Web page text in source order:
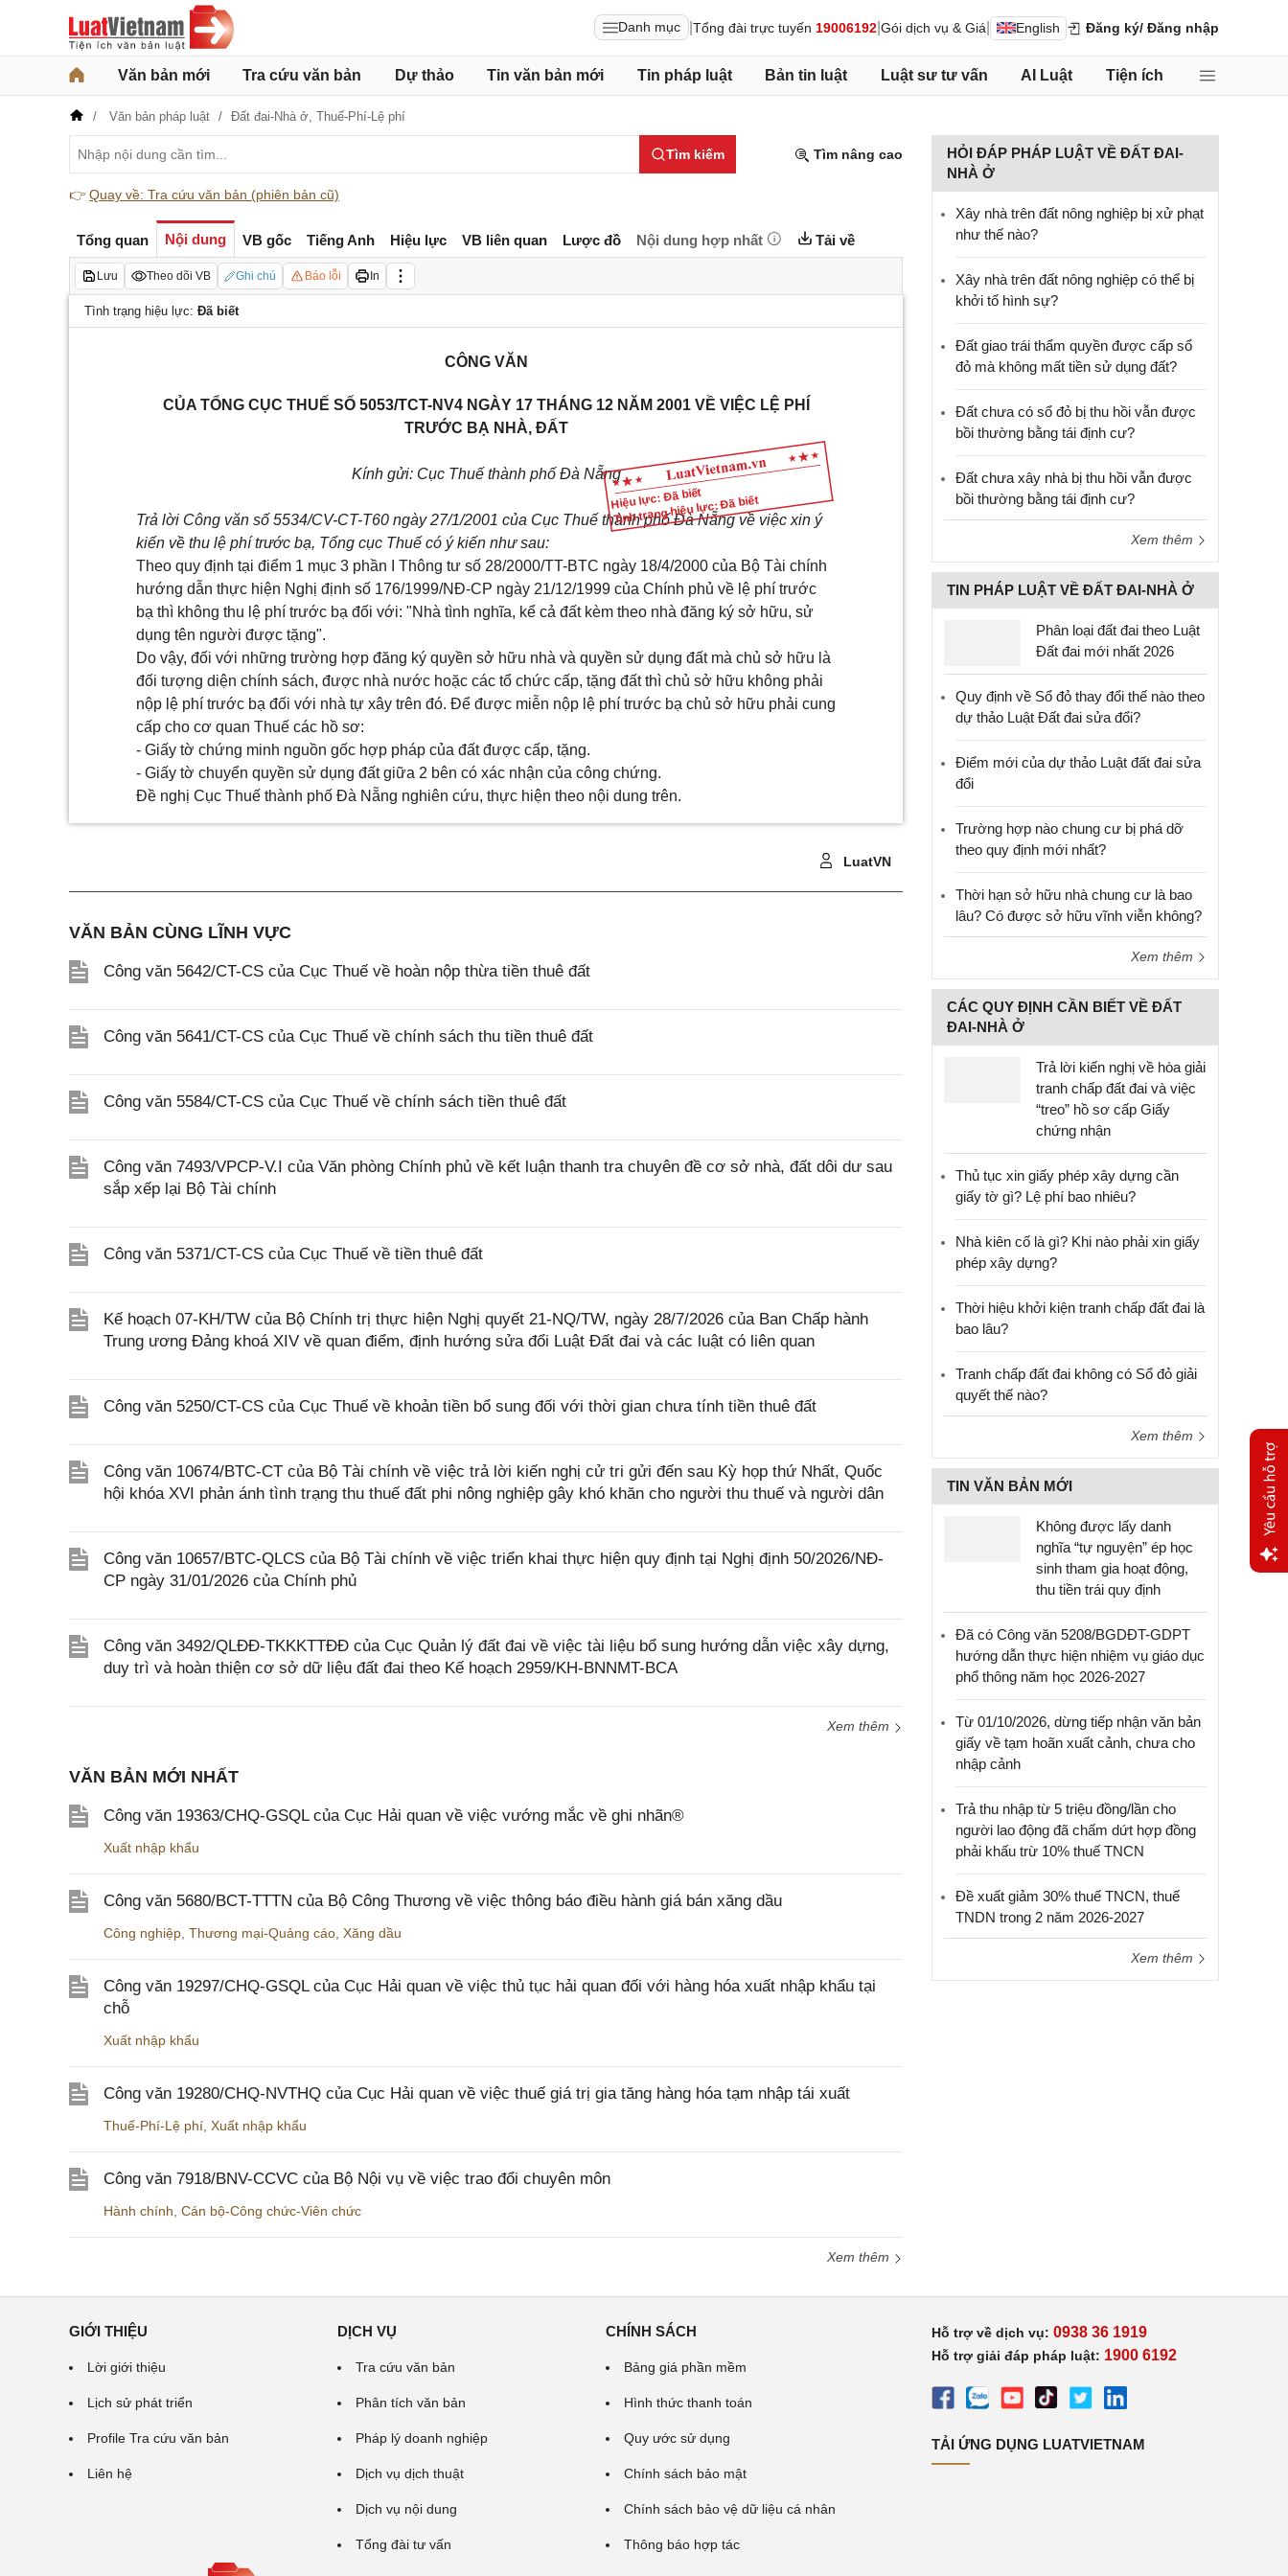
Danh mục Tổng đài trực tuyến 19006192 Gói dịch vụ & Giá English Đăng ký/ Đăng nhập
Văn bản mới Tra cứu văn bản Dự thảo Tin văn bản mới Tin pháp luật Bản tin luật Luật sư tư vấn AI Luật Tiện ích
Văn bản pháp luật Đất đai-Nhà ở, Thuế-Phí-Lệ phí
Tìm kiếm Tìm nâng cao
👉 Quay về: Tra cứu văn bản (phiên bản cũ)
Tổng quan Nội dung VB gốc Tiếng Anh Hiệu lực VB liên quan Lược đồ Nội dung hợp nhất Tải về
Lưu Theo dõi VB Ghi chú Báo lỗi In
Tình trạng hiệu lực: Đã biết
Hiệu lực: Đã biết
Tình trạng hiệu lực: Đã biết
CÔNG VĂN
CỦA TỔNG CỤC THUẾ SỐ 5053/TCT-NV4 NGÀY 17 THÁNG 12 NĂM 2001 VỀ VIỆC LỆ PHÍ
TRƯỚC BẠ NHÀ, ĐẤT
Kính gửi: Cục Thuế thành phố Đà Nẵng
Trả lời Công văn số 5534/CV-CT-T60 ngày 27/1/2001 của Cục Thuế thành phố Đà Nẵng về việc xin ý
kiến về thu lệ phí trước bạ, Tổng cục Thuế có ý kiến như sau:
Theo quy định tại điểm 1 mục 3 phần I Thông tư số 28/2000/TT-BTC ngày 18/4/2000 của Bộ Tài chính
hướng dẫn thực hiện Nghị định số 176/1999/NĐ-CP ngày 21/12/1999 của Chính phủ về lệ phí trước
bạ thì không thu lệ phí trước bạ đối với: "Nhà tình nghĩa, kể cả đất kèm theo nhà đăng ký sở hữu, sử
dụng tên người được tặng".
Do vậy, đối với những trường hợp đăng ký quyền sở hữu nhà và quyền sử dụng đất mà chủ sở hữu là
đối tượng diện chính sách, được nhà nước hoặc các tổ chức cấp, tặng đất thì chủ sở hữu không phải
nộp lệ phí trước bạ đối với nhà tự xây trên đó. Để được miễn nộp lệ phí trước bạ chủ sở hữu phải cung
cấp cho cơ quan Thuế các hồ sơ:
- Giấy tờ chứng minh nguồn gốc hợp pháp của đất được cấp, tặng.
- Giấy tờ chuyển quyền sử dụng đất giữa 2 bên có xác nhận của công chứng.
Đề nghị Cục Thuế thành phố Đà Nẵng nghiên cứu, thực hiện theo nội dung trên.
LuatVN
VĂN BẢN CÙNG LĨNH VỰC
Công văn 5642/CT-CS của Cục Thuế về hoàn nộp thừa tiền thuê đất
Công văn 5641/CT-CS của Cục Thuế về chính sách thu tiền thuê đất
Công văn 5584/CT-CS của Cục Thuế về chính sách tiền thuê đất
Công văn 7493/VPCP-V.I của Văn phòng Chính phủ về kết luận thanh tra chuyên đề cơ sở nhà, đất dôi dư sau
sắp xếp lại Bộ Tài chính
Công văn 5371/CT-CS của Cục Thuế về tiền thuê đất
Kế hoạch 07-KH/TW của Bộ Chính trị thực hiện Nghị quyết 21-NQ/TW, ngày 28/7/2026 của Ban Chấp hành
Trung ương Đảng khoá XIV về quan điểm, định hướng sửa đổi Luật Đất đai và các luật có liên quan
Công văn 5250/CT-CS của Cục Thuế về khoản tiền bổ sung đối với thời gian chưa tính tiền thuê đất
Công văn 10674/BTC-CT của Bộ Tài chính về việc trả lời kiến nghị cử tri gửi đến sau Kỳ họp thứ Nhất, Quốc
hội khóa XVI phản ánh tình trạng thu thuế đất phi nông nghiệp gây khó khăn cho người thu thuế và người dân
Công văn 10657/BTC-QLCS của Bộ Tài chính về việc triển khai thực hiện quy định tại Nghị định 50/2026/NĐ-
CP ngày 31/01/2026 của Chính phủ
Công văn 3492/QLĐĐ-TKKKTTĐĐ của Cục Quản lý đất đai về việc tài liệu bổ sung hướng dẫn việc xây dựng,
duy trì và hoàn thiện cơ sở dữ liệu đất đai theo Kế hoạch 2959/KH-BNNMT-BCA
Xem thêm
VĂN BẢN MỚI NHẤT
Công văn 19363/CHQ-GSQL của Cục Hải quan về việc vướng mắc về ghi nhãn®
Xuất nhập khẩu
Công văn 5680/BCT-TTTN của Bộ Công Thương về việc thông báo điều hành giá bán xăng dầu
Công nghiệp, Thương mại-Quảng cáo, Xăng dầu
Công văn 19297/CHQ-GSQL của Cục Hải quan về việc thủ tục hải quan đối với hàng hóa xuất nhập khẩu tại
chỗ
Xuất nhập khẩu
Công văn 19280/CHQ-NVTHQ của Cục Hải quan về việc thuế giá trị gia tăng hàng hóa tạm nhập tái xuất
Thuế-Phí-Lệ phí, Xuất nhập khẩu
Công văn 7918/BNV-CCVC của Bộ Nội vụ về việc trao đổi chuyên môn
Hành chính, Cán bộ-Công chức-Viên chức
Xem thêm
HỎI ĐÁP PHÁP LUẬT VỀ ĐẤT ĐAI-
NHÀ Ở
Xây nhà trên đất nông nghiệp bị xử phạt
như thế nào?
Xây nhà trên đất nông nghiệp có thể bị
khởi tố hình sự?
Đất giao trái thẩm quyền được cấp sổ
đỏ mà không mất tiền sử dụng đất?
Đất chưa có sổ đỏ bị thu hồi vẫn được
bồi thường bằng tái định cư?
Đất chưa xây nhà bị thu hồi vẫn được
bồi thường bằng tái định cư?
Xem thêm
TIN PHÁP LUẬT VỀ ĐẤT ĐAI-NHÀ Ở
Phân loại đất đai theo Luật
Đất đai mới nhất 2026
Quy định về Sổ đỏ thay đổi thế nào theo
dự thảo Luật Đất đai sửa đổi?
Điểm mới của dự thảo Luật đất đai sửa
đổi
Trường hợp nào chung cư bị phá dỡ
theo quy định mới nhất?
Thời hạn sở hữu nhà chung cư là bao
lâu? Có được sở hữu vĩnh viễn không?
Xem thêm
CÁC QUY ĐỊNH CẦN BIẾT VỀ ĐẤT
ĐAI-NHÀ Ở
Trả lời kiến nghị về hòa giải
tranh chấp đất đai và việc
“treo” hồ sơ cấp Giấy
chứng nhận
Thủ tục xin giấy phép xây dựng cần
giấy tờ gì? Lệ phí bao nhiêu?
Nhà kiên cố là gì? Khi nào phải xin giấy
phép xây dựng?
Thời hiệu khởi kiện tranh chấp đất đai là
bao lâu?
Tranh chấp đất đai không có Sổ đỏ giải
quyết thế nào?
Xem thêm
TIN VĂN BẢN MỚI
Không được lấy danh
nghĩa “tự nguyện” ép học
sinh tham gia hoạt động,
thu tiền trái quy định
Đã có Công văn 5208/BGDĐT-GDPT
hướng dẫn thực hiện nhiệm vụ giáo dục
phổ thông năm học 2026-2027
Từ 01/10/2026, dừng tiếp nhận văn bản
giấy về tạm hoãn xuất cảnh, chưa cho
nhập cảnh
Trả thu nhập từ 5 triệu đồng/lần cho
người lao động đã chấm dứt hợp đồng
phải khấu trừ 10% thuế TNCN
Đề xuất giảm 30% thuế TNCN, thuế
TNDN trong 2 năm 2026-2027
Xem thêm
GIỚI THIỆU
Lời giới thiệu
Lịch sử phát triển
Profile Tra cứu văn bản
Liên hệ
DỊCH VỤ
Tra cứu văn bản
Phân tích văn bản
Pháp lý doanh nghiệp
Dịch vụ dịch thuật
Dịch vụ nội dung
Tổng đài tư vấn
CHÍNH SÁCH
Bảng giá phần mềm
Hình thức thanh toán
Quy ước sử dụng
Chính sách bảo mật
Chính sách bảo vệ dữ liệu cá nhân
Thông báo hợp tác
Hỗ trợ về dịch vụ: 0938 36 1919
Hỗ trợ giải đáp pháp luật: 1900 6192
TẢI ỨNG DỤNG LUATVIETNAM